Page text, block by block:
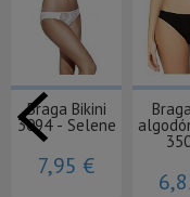
Braga Bikini
3094 - Selene
7,95 €